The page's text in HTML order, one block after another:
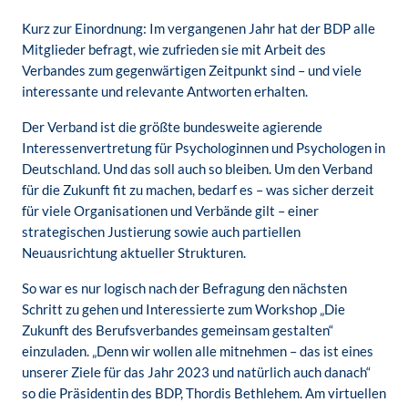
Kurz zur Einordnung: Im vergangenen Jahr hat der BDP alle
Mitglieder befragt, wie zufrieden sie mit Arbeit des
Verbandes zum gegenwärtigen Zeitpunkt sind – und viele
interessante und relevante Antworten erhalten.
Der Verband ist die größte bundesweite agierende
Interessenvertretung für Psychologinnen und Psychologen in
Deutschland. Und das soll auch so bleiben. Um den Verband
für die Zukunft fit zu machen, bedarf es – was sicher derzeit
für viele Organisationen und Verbände gilt – einer
strategischen Justierung sowie auch partiellen
Neuausrichtung aktueller Strukturen.
So war es nur logisch nach der Befragung den nächsten
Schritt zu gehen und Interessierte zum Workshop „Die
Zukunft des Berufsverbandes gemeinsam gestalten“
einzuladen. „Denn wir wollen alle mitnehmen – das ist eines
unserer Ziele für das Jahr 2023 und natürlich auch danach“
so die Präsidentin des BDP, Thordis Bethlehem. Am virtuellen